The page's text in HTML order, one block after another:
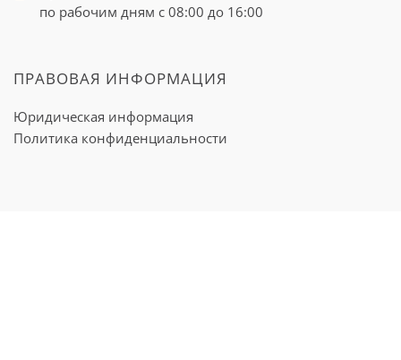
по рабочим дням с 08:00 до 16:00
ПРАВОВАЯ ИНФОРМАЦИЯ
Юридическая информация
Политика конфиденциальности